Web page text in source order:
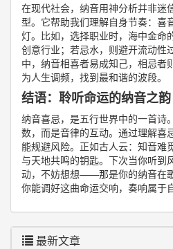
在现代社会，纳音用神分析并非迷
型。它帮助我们理解自身节奏：喜
灯。比如，选择职业时，海中金命
创意行业；若忌水，则避开流动性
中，纳音相喜者易成知己，相忌者
为人生调频，找到最和谐的波段。
结语：聆听命运的纳音之韵
纳音喜忌，是五行世界中的一首诗
数，而是音律的互动。通过理解喜
能规避风险。正如古人云：知音难
与天地共鸣的钥匙。下次当你听到
动，不妨想想——那是你的纳音在
你能调好这曲命运交响，奏响属于
最新文章